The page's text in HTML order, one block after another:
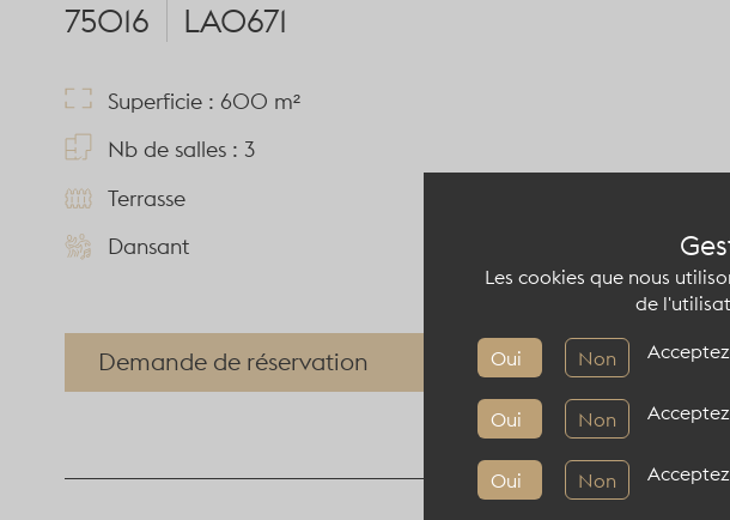
75016 LA0671
Superficie : 600 m²
Nb de salles : 3
Terrasse
Dansant
Demande de réservation
Les cookies que nous
de
Oui Non
Oui Non
Oui Non